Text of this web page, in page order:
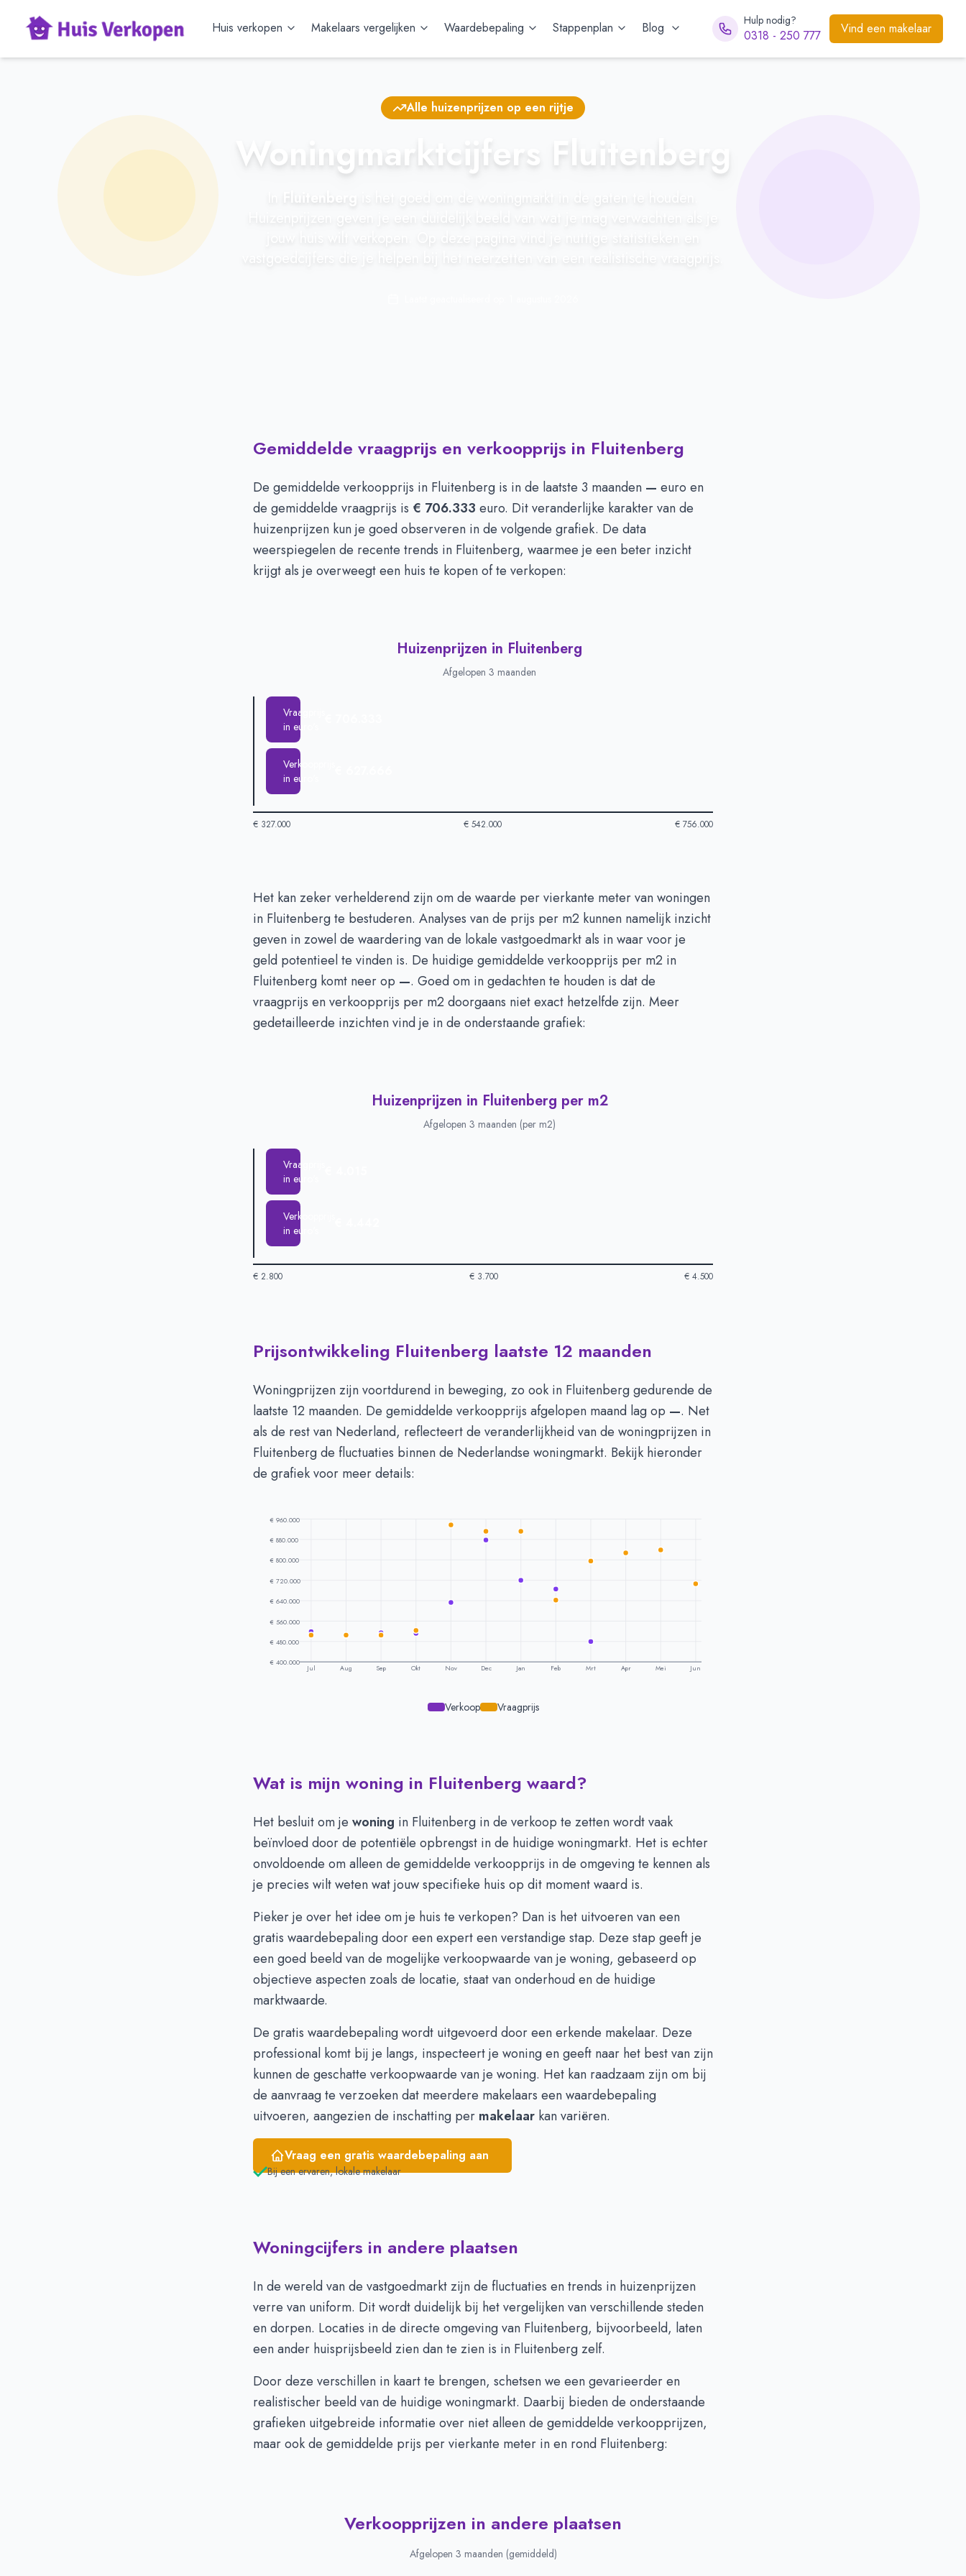
Huis verkopen Makelaars vergelijken Waardebepaling Stappenplan Blog Hulp nodig?
0318 - 250 777 Vind een makelaar
Alle huizenprijzen op een rijtje
Woningmarktcijfers Fluitenberg
Fluitenberg
Gemiddelde vraagprijs en verkoopprijs in Fluitenberg
De gemiddelde verkoopprijs in Fluitenberg is in de laatste 3 maanden — euro en
de gemiddelde vraagprijs is € 706.333 euro. Dit veranderlijke karakter van de
huizenprijzen kun je goed observeren in de volgende grafiek. De data
weerspiegelen de recente trends in Fluitenberg, waarmee je een beter inzicht
krijgt als je overweegt een huis te kopen of te verkopen:
Huizenprijzen in Fluitenberg
Afgelopen 3 maanden
Vraagprijs
in euro's
Verkoopprijs
in euro's
€ 327.000 € 542.000 € 756.000
Huizenprijzen in Fluitenberg-Afgelopen 3 maanden
Type
Bedrag
Vraagprijs in euro's
€ 706.333
Verkoopprijs in euro's
€ 627.666
Het kan zeker verhelderend zijn om de waarde per vierkante meter van woningen
in Fluitenberg te bestuderen. Analyses van de prijs per m2 kunnen namelijk inzicht
geven in zowel de waardering van de lokale vastgoedmarkt als in waar voor je
geld potentieel te vinden is. De huidige gemiddelde verkoopprijs per m2 in
Fluitenberg komt neer op —. Goed om in gedachten te houden is dat de
vraagprijs en verkoopprijs per m2 doorgaans niet exact hetzelfde zijn. Meer
gedetailleerde inzichten vind je in de onderstaande grafiek:
Huizenprijzen in Fluitenberg per m2
Afgelopen 3 maanden (per m2)
Vraagprijs
in euro's
Verkoopprijs
in euro's
€ 2.800 € 3.700 € 4.500
Huizenprijzen in Fluitenberg per m2-Afgelopen 3 maanden (per m2)
Type
Vraagprijs in euro's
€ 4.015
Verkoopprijs in euro's
€ 4.442
Prijsontwikkeling Fluitenberg laatste 12 maanden
Woningprijzen zijn voortdurend in beweging, zo ook in Fluitenberg gedurende de
laatste 12 maanden. De gemiddelde verkoopprijs afgelopen maand lag op —. Net
als de rest van Nederland, reflecteert de veranderlijkheid van de woningprijzen in
Fluitenberg de fluctuaties binnen de Nederlandse woningmarkt. Bekijk hieronder
de grafiek voor meer details:
€ 960.000
€ 880.000
€ 800.000
€ 720.000
€ 640.000
€ 560.000
€ 480.000
€ 400.000
Jul Aug Sep Okt Nov Dec Jan Feb Mrt Apr Mei Jun
Verkoop Vraagprijs
Prijsontwikkeling per maand -Fluitenberg
Vraagprijs
Verkoopprijs
Juli
€ 504.666 € 520.000
Augustus
€ 504.666
€ 502.500
September
€ 506.000
€ 513.500
Oktober
€ 524.500 € 511.333
November € 937.500
€ 633.000
December
€ 912.000
€ 878.333
€ 912.000
€ 719.000
Februari
€ 641.500
€ 686.250
Maart
€ 794.750
€ 480.000
April
€ 828.166
-
Mei
€ 839.666
Wat is mijn woning in Fluitenberg waard?
Het besluit om je woning in Fluitenberg in de verkoop te zetten wordt vaak
beïnvloed door de potentiële opbrengst in de huidige woningmarkt. Het is echter
onvoldoende om alleen de gemiddelde verkoopprijs in de omgeving te kennen als
je precies wilt weten wat jouw specifieke huis op dit moment waard is.
Pieker je over het idee om je huis te verkopen? Dan is het uitvoeren van een
gratis waardebepalingdoor een expert een verstandige stap. Deze stap geeft je
een goed beeld van de mogelijke verkoopwaarde van je woning, gebaseerd op
objectieve aspecten zoals de locatie, staat van onderhoud en de huidige
marktwaarde.
De gratis waardebepaling wordt uitgevoerd door een erkende makelaar. Deze
professional komt bij je langs, inspecteert je woning en geeft naar het best van zijn
kunnen de geschatte verkoopwaarde van je woning. Het kan raadzaam zijn om bij
de aanvraag te verzoeken dat meerdere makelaars een waardebepaling
uitvoeren, aangezien de inschatting per makelaar kan variëren.
Vraag een gratis waardebepaling aan
Bij een ervaren, lokale makelaar
Woningcijfers in andere plaatsen
In de wereld van de vastgoedmarkt zijn de fluctuaties en trends in huizenprijzen
verre van uniform. Dit wordt duidelijk bij het vergelijken van verschillende steden
en dorpen. Locaties in de directe omgeving van Fluitenberg, bijvoorbeeld, laten
een ander huisprijsbeeld zien dan te zien is in Fluitenberg zelf.
Door deze verschillen in kaart te brengen, schetsen we een gevarieerder en
realistischer beeld van de huidige woningmarkt. Daarbij bieden de onderstaande
grafieken uitgebreide informatie over niet alleen de gemiddelde verkoopprijzen,
maar ook de gemiddelde prijs per vierkante meter in en rond Fluitenberg:
Verkoopprijzen in andere plaatsen
Afgelopen 3 maanden (gemiddeld)